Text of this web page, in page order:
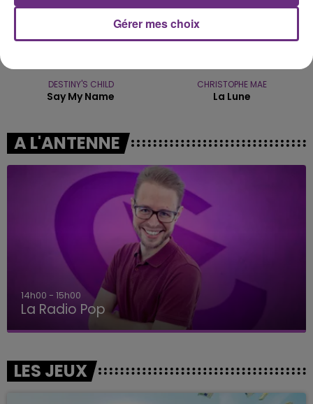
DESTINY'S CHILD
Say My Name
CHRISTOPHE MAE
La Lune
A L'ANTENNE
14h00 - 15h00
La Radio Pop
LES JEUX
Gérer mes choix